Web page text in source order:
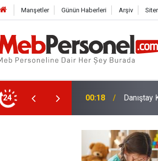
Manşetler Günün Haberleri Arşiv
24Artırılacak 23:34 Bakan